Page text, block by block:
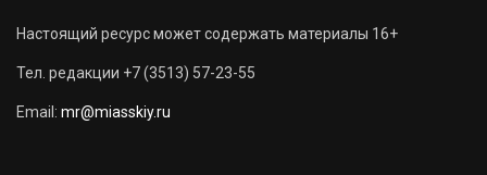
Настоящий ресурс может содержать материалы 16+
Тел. редакции +7 (3513) 57-23-55
Email: mr@miasskiy.ru